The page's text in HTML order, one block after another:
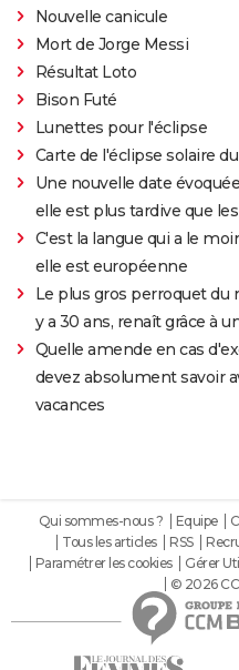
Nouvelle canicule
Mort de Jorge Messi
Résultat Loto
Bison Futé
Lunettes pour l'éclipse
Carte de l'éclipse solaire
Une nouvelle date
elle est plus tardive que
C'est la langue qui a le
elle est européenne
Le plus gros perroquet du
y a 30 ans, renaît grâce à
Quelle amende en cas
devez absolument savoir
vacances
Qui sommes-nous ? Equipe
Tous les articles
RSS
Paramétrer les cookies
Gérer
© 2026